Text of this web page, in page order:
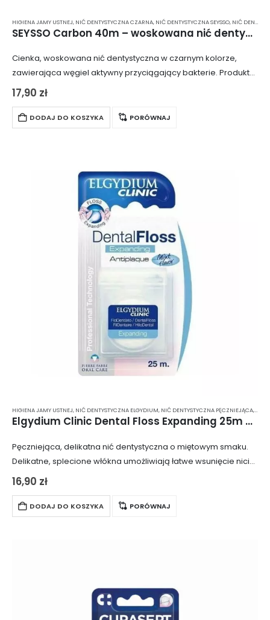
HIGIENA JAMY USTNEJ, NIĆ DENTYSTYCZNA CZARNA, NIĆ DENTYSTYCZNA SEYSSO, NIĆ DENTYSTYCZNA WOSKOWANA
SEYSSO Carbon 40m – woskowana nić dentystyczna z aktywnym węglem i miętą
Cienka, woskowana nić dentystyczna w czarnym kolorze,
zawierająca węgiel aktywny przyciągający bakterie. Produkt
jest w pełni bezpieczny dla dziąseł i szkliwa, usuwając
dentystyczne. Czarny…
17,90 zł
DODAJ DO KOSZYKA PORÓWNAJ
HIGIENA JAMY USTNEJ, NIĆ DENTYSTYCZNA ELGYDIUM, NIĆ DENTYSTYCZNA PĘCZNIEJĄCA,NIĆ
Elgydium Clinic Dental Floss Expanding 25m – pęczniejąca, miętowa nić dentystyczna
Pęczniejąca, delikatna nić dentystyczna o miętowym smaku.
Delikatne, splecione włókna umożliwiają łatwe wsunięcie nici
między zęby, ponieważ pęcznieje ona dopiero podczas
nitkowania. Nić nie podrażnia dziąseł, co czyni ją idealną…
16,90 zł
DODAJ DO KOSZYKA PORÓWNAJ